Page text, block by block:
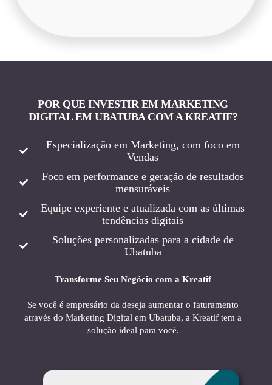
POR QUE INVESTIR EM MARKETING
DIGITAL EM UBATUBA COM A KREATIF?
Especialização em Marketing, com foco em
Vendas
Foco em performance e geração de resultados
mensuráveis
Equipe experiente e atualizada com as últimas
tendências digitais
Soluções personalizadas para a cidade de
Ubatuba
Transforme Seu Negócio com a Kreatif
Se você é empresário da deseja aumentar o faturamento
através do Marketing Digital em Ubatuba, a Kreatif tem a
solução ideal para você.